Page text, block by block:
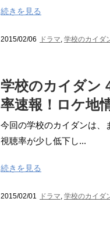
続きを見る
2015/02/06 ドラマ, 学校のカイダ
学校のカイダン
率速報！ロケ地
今回の学校のカイダンは、
視聴率が少し低下し...
続きを見る
2015/02/01 ドラマ, 学校のカイダ